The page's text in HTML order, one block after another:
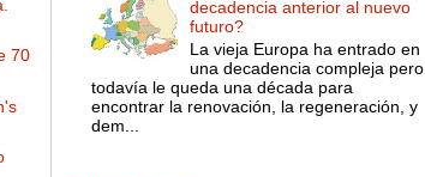
70
decadencia anterior al nuevo
futuro?
La vieja Europa ha entrado en
una decadencia compleja pero
todavía le queda una década para
encontrar la renovación, la regeneración, y
dem...